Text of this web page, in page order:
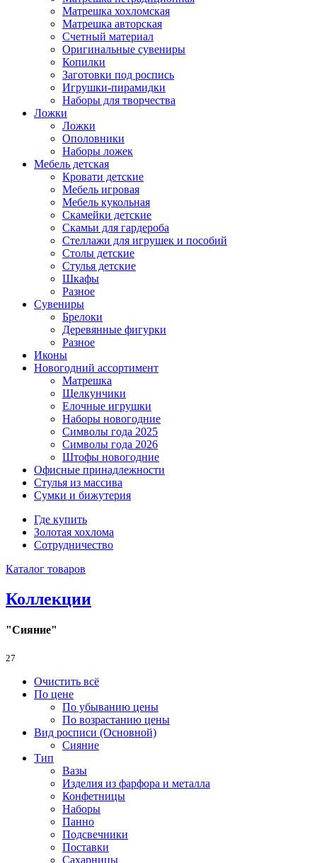
Матрешка хохломская
Матрешка авторская
Счетный материал
Оригинальные сувениры
Копилки
Заготовки под роспись
Игрушки-пирамидки
Наборы для творчества
Ложки
Ложки
Ополовники
Наборы ложек
Мебель детская
Кровати детские
Мебель игровая
Мебель кукольная
Скамейки детские
Скамьи для гардероба
Стеллажи для игрушек и пособий
Столы детские
Стулья детские
Шкафы
Разное
Сувениры
Брелоки
Деревянные фигурки
Разное
Иконы
Новогодний ассортимент
Матрешка
Щелкунчики
Елочные игрушки
Наборы новогодние
Символы года 2025
Символы года 2026
Штофы новогодние
Офисные принадлежности
Стулья из массива
Сумки и бижутерия
Где купить
Золотая хохлома
Сотрудничество
Каталог товаров
Коллекции
"Сияние"
27
Очистить всё
По цене
По убыванию цены
По возрастанию цены
Вид росписи (Основной)
Сияние
Тип
Вазы
Изделия из фарфора и металла
Конфетницы
Наборы
Панно
Подсвечники
Поставки
Сахарницы